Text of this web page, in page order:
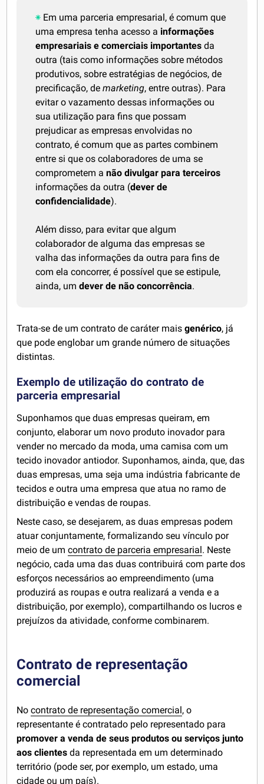
Em uma parceria empresarial, é comum que
uma empresa tenha acesso a informações
empresariais e comerciais importantes da
outra (tais como informações sobre métodos
produtivos, sobre estratégias de negócios, de
precificação, demarketing, entre outras). Para
evitar o vazamento dessas informações ou
sua utilização para fins que possam
prejudicar as empresas envolvidas no
contrato, é comum que as partes combinem
entre si que os colaboradores de uma se
comprometem anão divulgar para terceiros
informações da outra (dever de
confidencialidade).
Além disso, para evitar que algum
colaborador de alguma das empresas se
valha das informações da outra para fins de
com ela concorrer, é possível que se estipule,
ainda, umdever de não concorrência.
Trata-se de um contrato de caráter maisgenérico, já
que pode englobar um grande número de situações
distintas.
Exemplo de utilização do contrato de
parceria empresarial
Suponhamos que duas empresas queiram, em
conjunto, elaborar um novo produto inovador para
vender no mercado da moda, uma camisa com um
tecido inovador antiodor. Suponhamos, ainda, que, das
duas empresas, uma seja uma indústria fabricante de
tecidos e outra uma empresa que atua no ramo de
distribuição e vendas de roupas.
Neste caso, se desejarem, as duas empresas podem
atuar conjuntamente, formalizando seu vínculo por
meio de umcontrato de parceria empresarial. Neste
negócio, cada uma das duas contribuirá com parte dos
esforços necessários ao empreendimento (uma
produzirá as roupas e outra realizará a venda e a
distribuição, por exemplo), compartilhando os lucros e
prejuízos da atividade, conforme combinarem.
Contrato de representação
comercial
Nocontrato de representação comercial, o
representante é contratado pelo representado para
promover a venda de seus produtos ou serviços junto
aos clientes da representada em um determinado
território (pode ser, por exemplo, um estado, uma
cidade ou um país).